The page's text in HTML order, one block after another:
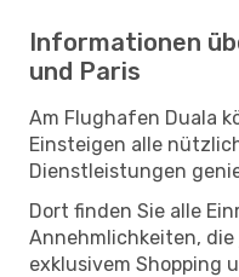
Informationen
und Paris
Am Flughafen Duala
Einsteigen alle
Dienstleistungen
Dort finden Sie alle
Annehmlichkeiten, die
exklusivem Shopping